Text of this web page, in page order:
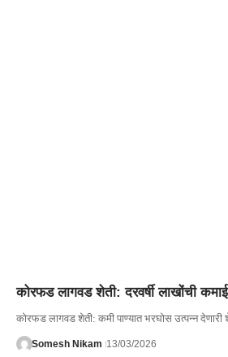
कोरफड लागवड शेती: दरवर्षी लाखोंची कमाई
कोरफड लागवड शेती: कमी पाण्यात भरघोस उत्पन्न
Somesh Nikam 13/03/2026